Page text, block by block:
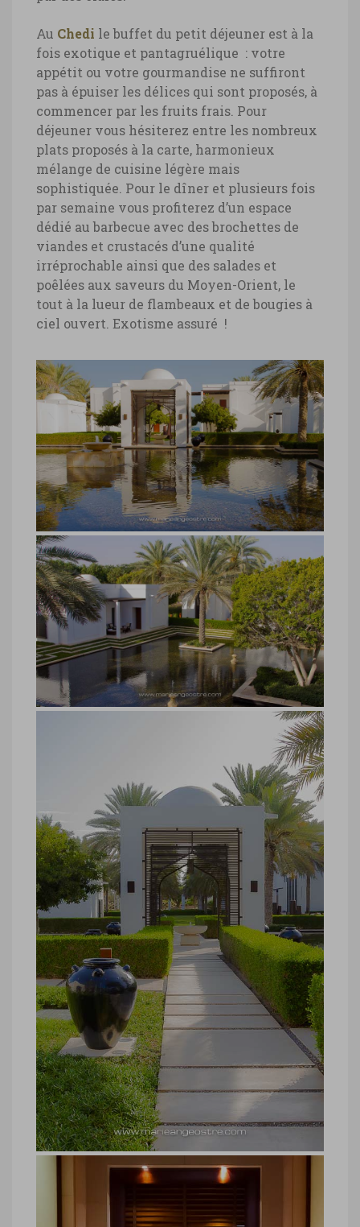
Au Chedi le buffet du petit déjeuner est à la
fois exotique et pantagruélique : votre
appétit ou votre gourmandise ne suffiront
pas à épuiser les délices qui sont proposés, à
commencer par les fruits frais. Pour
déjeuner vous hésiterez entre les nombreux
plats proposés à la carte, harmonieux
mélange de cuisine légère mais
sophistiquée. Pour le dîner et plusieurs fois
par semaine vous profiterez d’un espace
dédié au barbecue avec des brochettes de
viandes et crustacés d’une qualité
irréprochable ainsi que des salades et
poêlées aux saveurs du Moyen-Orient, le
tout à la lueur de flambeaux et de bougies à
ciel ouvert. Exotisme assuré !
hôtel luxe Oman, The Chedi jardins
hôtel luxe Oman, The Chedi jardins ©
Marie-Ange Ostré
hôtel luxe Oman, jardins The Chedi
hôtel luxe Oman, jardins The Chedi ©
Marie-Ange Ostré